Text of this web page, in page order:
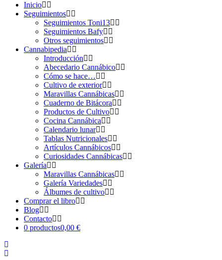
Inicio
Seguimientos
Seguimientos Toni13
Seguimientos Bafy
Otros seguimientos
Cannabipedia
Introducción
Abecedario Cannábico
Cómo se hace…
Cultivo de exterior
Maravillas Cannábicas
Cuaderno de Bitácora
Productos de Cultivo
Cocina Cannábica
Calendario lunar
Tablas Nutricionales
Artículos Cannábicos
Curiosidades Cannábicas
Galería
Maravillas Cannábicas
Galería Variedades
Álbumes de cultivo
Comprar el libro
Blog
Contacto
0 productos0,00 €